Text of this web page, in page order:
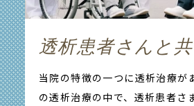
透析患者さんと
当院の特徴の一つに透析治療が
の透析治療の中で、透析患者さ